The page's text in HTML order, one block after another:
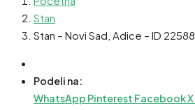
Stan
Stan – Novi Sad, Adice – ID 22588.
Podeli na:
WhatsApp Pinterest FacebookX